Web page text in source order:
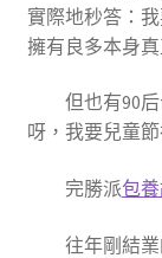
實際地秒答：
擁有良多本身
但也有90后
呀，我要兒童節
完勝派包
往年剛結業